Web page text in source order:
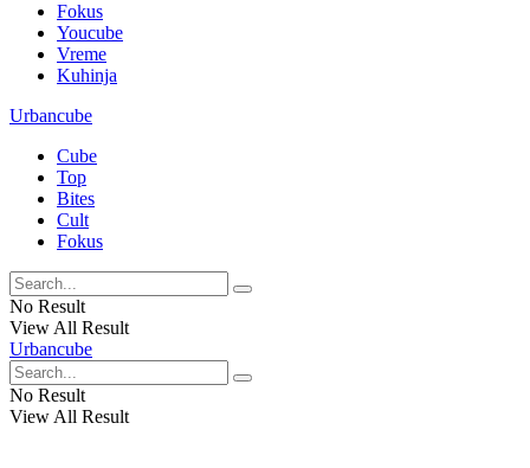
Fokus
Youcube
Vreme
Kuhinja
Urbancube
Cube
Top
Bites
Cult
Fokus
No Result
View All Result
Urbancube
No Result
View All Result